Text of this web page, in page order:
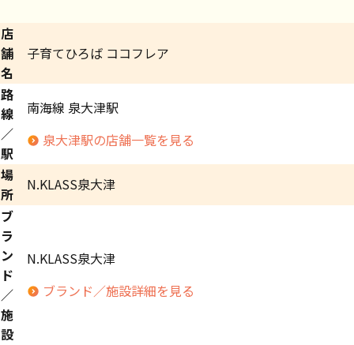
店
舗
名
子育てひろば ココフレア
路
線
／
駅
南海線 泉大津駅
泉大津駅の店舗一覧を見る
場
所
N.KLASS泉大津
ブ
ラ
ン
ド
／
施
設
N.KLASS泉大津
ブランド／施設詳細を見る